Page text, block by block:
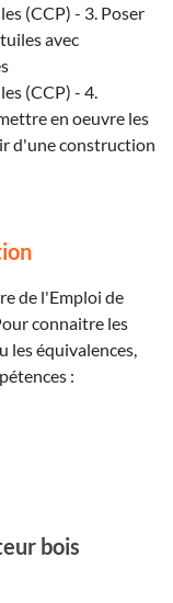
(CCP) - 3. Poser
avec
(CCP) - 4.
en oeuvre les
d'une construction
de l'Emploi de
connaitre les
les équivalences,
:
bois